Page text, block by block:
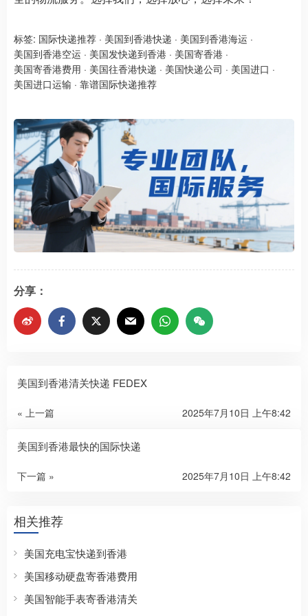
标签: 国际快递推荐 · 美国到香港快递 · 美国到香港海运 ·
美国到香港空运 · 美国发快递到香港 · 美国寄香港 ·
美国寄香港费用 · 美国往香港快递 · 美国快递公司 · 美国进口 ·
美国进口运输 · 靠谱国际快递推荐
分享：
美国到香港清关快递 FEDEX
« 上一篇 2025年7月10日 上午8:42
美国到香港最快的国际快递
下一篇 » 2025年7月10日 上午8:42
相关推荐
美国充电宝快递到香港
美国移动硬盘寄香港费用
美国智能手表寄香港清关